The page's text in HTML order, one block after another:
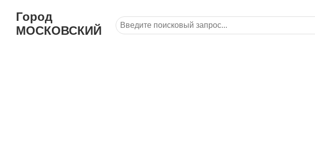
Город
МОСКОВСКИЙ